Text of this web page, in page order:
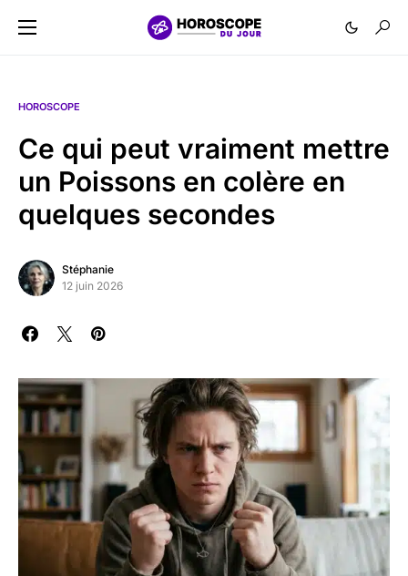
HOROSCOPE
Ce qui peut vraiment mettre
un Poissons en colère en
quelques secondes
Stéphanie
12 juin 2026